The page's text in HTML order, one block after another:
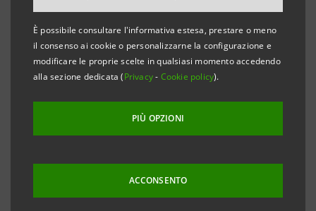
È possibile consultare l'informativa estesa, prestare o meno
il consenso ai cookie o personalizzarne la configurazione e
modificare le proprie scelte in qualsiasi momento accedendo
alla sezione dedicata (Privacy- Cookie policy).
PIÙ OPZIONI
ACCONSENTO
collaborazione con la Fondazione Intercultura, ha
assegnato - per il settimo anno consecutivo - alcune
borse di studio che consentono a studenti meritevoli,
iscritti a istituti superiori, di effettuare un’esperienza
Intercultura con Intesa Sanpaolo è stato possibile
offrire, negli ultimi anni, un’opportunità di crescita
umana e culturale altamente formativa a 105 ragazzi
italiani che hanno usufruito di borse di studio per il
soggiorno all’estero e a 75 ragazzi stranieri per un